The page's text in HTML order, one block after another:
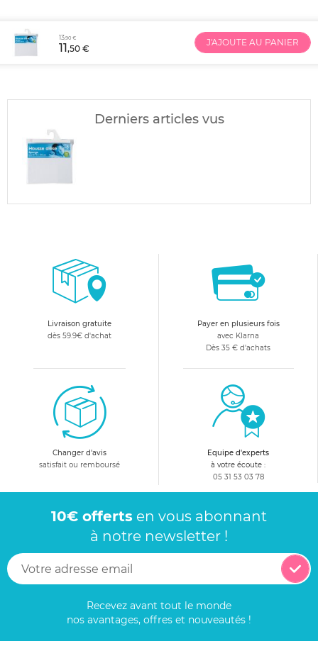
13,90 €
11,50 €
J'AJOUTE AU PANIER
Derniers articles vus
Livraison gratuite
dès 59.9€ d'achat
Payer en plusieurs fois
avec Klarna
Dès 35 € d'achats
Changer d'avis
satisfait ou remboursé
Equipe d'experts
à votre écoute :
05 31 53 03 78
10€ offerts en vous abonnant
à notre newsletter !
Recevez avant tout le monde
nos avantages, offres et nouveautés !